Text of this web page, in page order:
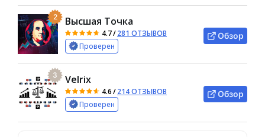
2 Высшая Точка
4.7/281 ОТЗЫВОВ
Проверен
Обзор
3 Velrix
4.6/214 ОТЗЫВОВ
Проверен
Обзор